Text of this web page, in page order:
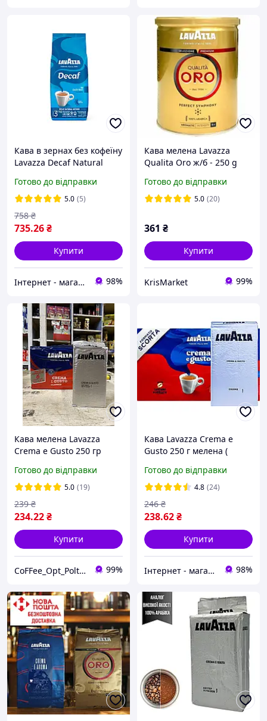
Кава в зернах без кофеїну
Lavazza Decaf Natural
Готово до відправки
5.0 (5)
735.26₴
758 ₴
Купити
Інтернет - магазин " Chaikoff " 98%
Кава мелена Lavazza
Qualita Oro ж/б - 250 g
Готово до відправки
5.0 (20)
361 ₴
Купити
KrisMarket 99%
Кава мелена Lavazza
Crema e Gusto 250 гр
Готово до відправки
5.0 (19)
234.22₴
239 ₴
Купити
CoFFee_Opt_Poltava 99%
Кава Lavazza Crema e
Gusto 250 г мелена (
Готово до відправки
4.8 (24)
238.62₴
246 ₴
Купити
Інтернет - магазин " Chaikoff " 98%